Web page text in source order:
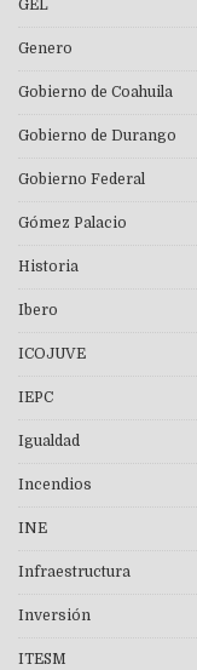
GEL
Genero
Gobierno de Coahuila
Gobierno de Durango
Gobierno Federal
Gómez Palacio
Historia
Ibero
ICOJUVE
IEPC
Igualdad
Incendios
INE
Infraestructura
Inversión
ITESM